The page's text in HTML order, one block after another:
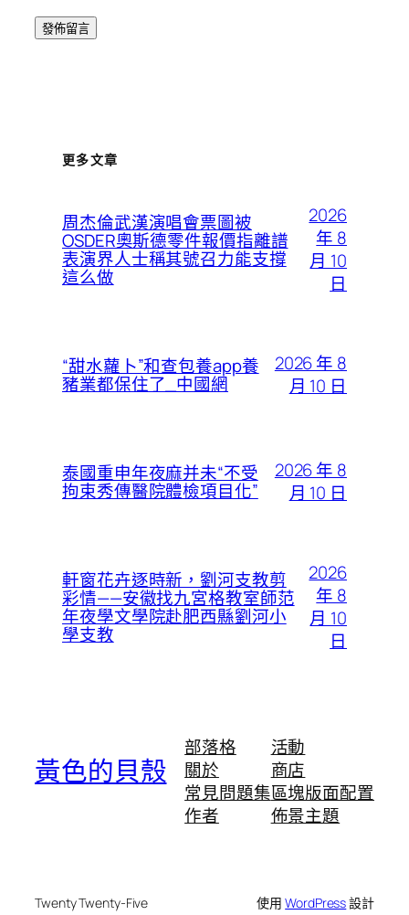
更多文章
周杰倫武漢演唱會票圖被
OSDER奧斯德零件報價指離譜
表演界人士稱其號召力能支撐
這么做
2026
年 8
月 10
日
“甜水蘿卜”和查包養app養
豬業都保住了_中國網
2026 年 8
月 10 日
泰國重申年夜麻并未“不受
拘束秀傳醫院體檢項目化”
2026 年 8
月 10 日
軒窗花卉逐時新，劉河支教剪
彩情——安徽找九宮格教室師范
年夜學文學院赴肥西縣劉河小
學支教
2026
年 8
月 10
日
黃色的貝殼
部落格
關於
常見問題集
作者
活動
商店
區塊版面配置
佈景主題
Twenty Twenty-Five 使用WordPress設計